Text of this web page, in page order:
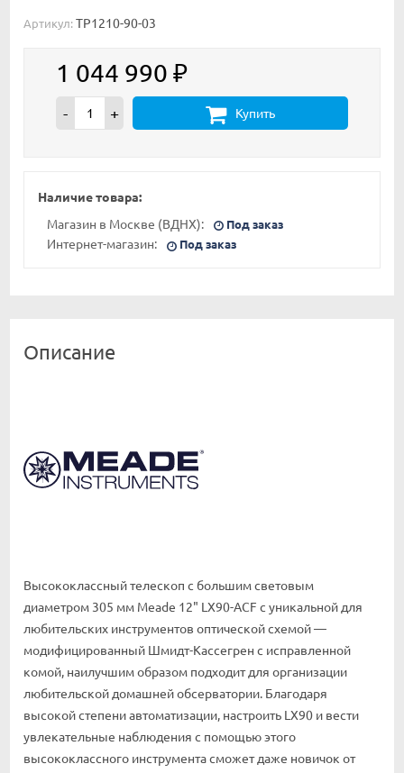
Артикул: TP1210-90-03
1 044 990 ₽
- + Купить
Наличие товара:
Магазин в Москве (ВДНХ):
Под заказ
Интернет-магазин: Под заказ
Описание
Высококлассный телескоп с большим световым
диаметром 305 мм Meade 12" LX90-ACF с уникальной для
любительских инструментов оптической схемой —
модифицированный Шмидт-Кассегрен с исправленной
комой, наилучшим образом подходит для организации
любительской домашней обсерватории. Благодаря
высокой степени автоматизации, настроить LX90 и вести
увлекательные наблюдения с помощью этого
высококлассного инструмента сможет даже новичок от